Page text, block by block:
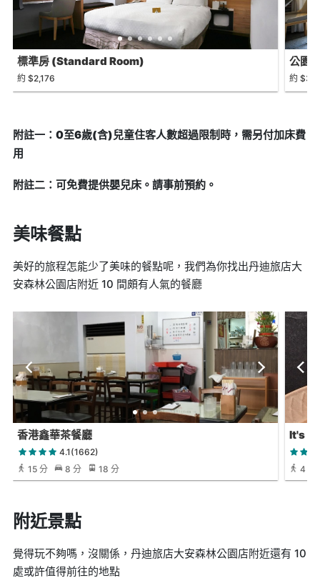
標準房 (Standard Room)
約 $2,176
公園
約
附註一：0至6歲(含)兒童住客人數超過限制時，需另付加床費
用
附註二：可免費提供嬰兒床。請事前預約。
美味餐點
美好的旅程怎能少了美味的餐點呢，我們為你找出丹迪旅店大
安森林公園店附近 10 間頗有人氣的餐廳
香港鑫華茶餐廳
4.1(1662)
15 分
8 分 18 分
It's
4 分
附近景點
覺得玩不夠嗎，沒關係，丹迪旅店大安森林公園店附近還有 10
處或許值得前往的地點